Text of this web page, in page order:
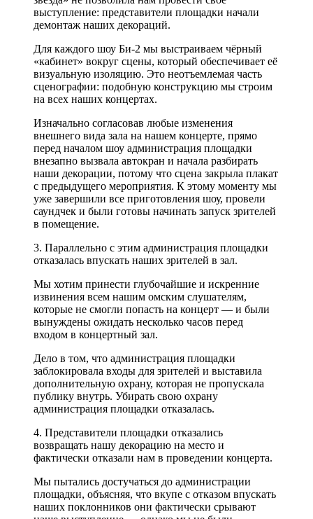
выступление: представители площадки начали
демонтаж наших декораций.
Для каждого шоу Би-2 мы выстраиваем чёрный
«кабинет» вокруг сцены, который обеспечивает её
визуальную изоляцию. Это неотъемлемая часть
сценографии: подобную конструкцию мы строим
на всех наших концертах.
Изначально согласовав любые изменения
внешнего вида зала на нашем концерте, прямо
перед началом шоу администрация площадки
внезапно вызвала автокран и начала разбирать
наши декорации, потому что сцена закрыла плакат
с предыдущего мероприятия. К этому моменту мы
уже завершили все приготовления шоу, провели
саундчек и были готовы начинать запуск зрителей
в помещение.
3. Параллельно с этим администрация площадки
отказалась впускать наших зрителей в зал.
Мы хотим принести глубочайшие и искренние
извинения всем нашим омским слушателям,
которые не смогли попасть на концерт — и были
вынуждены ожидать несколько часов перед
входом в концертный зал.
Дело в том, что администрация площадки
заблокировала входы для зрителей и выставила
дополнительную охрану, которая не пропускала
публику внутрь. Убирать свою охрану
администрация площадки отказалась.
4. Представители площадки отказались
возвращать нашу декорацию на место и
фактически отказали нам в проведении концерта.
Мы пытались достучаться до администрации
площадки, объясняя, что вкупе с отказом впускать
наших поклонников они фактически срывают